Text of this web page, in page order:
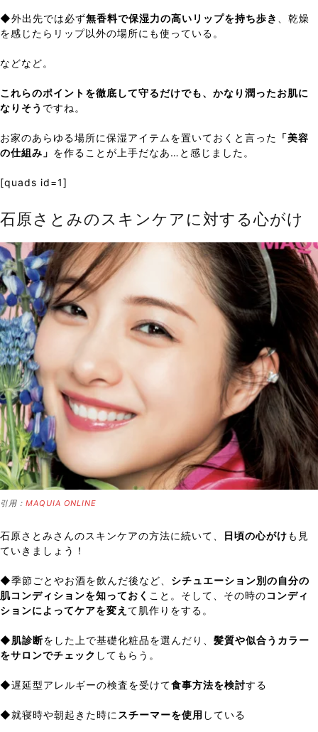
◆外出先では必ず無香料で保湿力の高いリップを持ち歩き
、乾燥
を感じたらリップ以外の場所にも使っている。
などなど。
これらのポイントを徹底して守るだけでも、かなり潤ったお肌に
なりそう ですね。
お家のあらゆる場所に保湿アイテムを置いておくと言った 「美容
の仕組み」 を作ることが上手だなあ…と感じました。
[quads id=1]
石原さとみのスキンケアに対する心がけ
引用： MAQUIA ONLINE
石原さとみさんのスキンケアの方法に続いて、 日頃の心がけも見
ていきましょう！
◆季節ごとやお酒を飲んだ後など、 シチュエーション別の自分の
肌コンディションを知っておく こと。そして、その時のコンディ
ションによってケアを変え て肌作りをする。
◆肌診断をした上で基礎化粧品を選んだり、 髪質や似合うカラー
をサロンでチェック してもらう。
◆遅延型アレルギーの検査を受けて食事方法を検討する
◆就寝時や朝起きた時に スチーマーを使用 している